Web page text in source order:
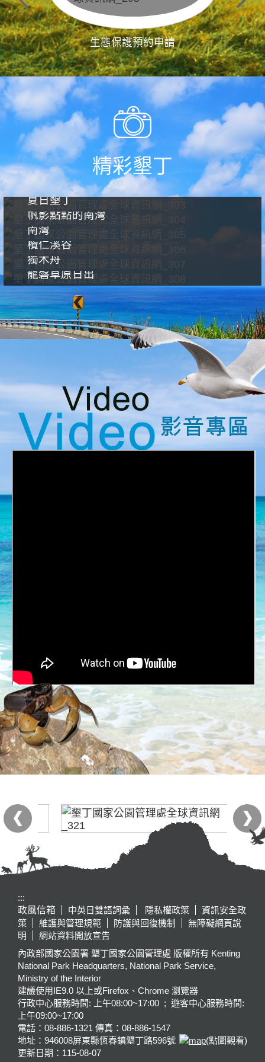
生態保護預約申請
精彩墾丁
夏日墾丁
帆影點點的南灣
南灣
欖仁溪谷
獨木舟
龍磐草原日出
:::
政風信箱
中英日雙語詞彙 隱私權政策
資訊安全政
策
維護與管理規範 防護與回復機制
無障礙網頁說
明
網站資料開放宣告
內政部國家公園署 墾丁國家公園管理處 版權所有 Kenting
National Park Headquarters, National Park Service,
Ministry of the Interior
建議使用IE9.0 以上或Firefox、Chrome 瀏覽器
行政中心服務時間: 上午08:00~17:00 ; 遊客中心服務時間:
上午09:00~17:00
電話：08-886-1321 傳真：08-886-1547
地址：946008屏東縣恆春鎮墾丁路596號
(點圖觀看)
更新日期： 115-08-07